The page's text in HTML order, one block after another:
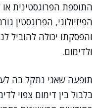
התוספת הפרוגסטינית
הפיזיולוגי, הפרוגסטין
והפסקתו יכולה להוביל
ולדימום.
תופעה שאני נתקל בה
בלבול בין דימום צפוי